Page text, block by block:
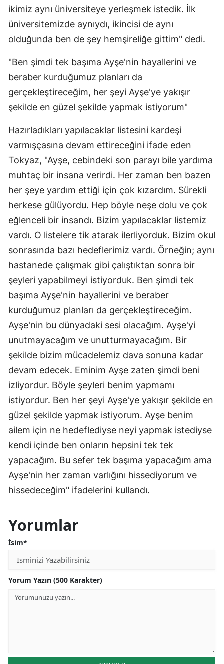
ikimiz aynı üniversiteye yerleşmek istedik. İlk
üniversitemizde aynıydı, ikincisi de aynı
olduğunda ben de şey hemşireliğe gittim" dedi.
"Ben şimdi tek başıma Ayşe'nin hayallerini ve
beraber kurduğumuz planları da
gerçekleştireceğim, her şeyi Ayşe'ye yakışır
şekilde en güzel şekilde yapmak istiyorum"
Hazırladıkları yapılacaklar listesini kardeşi
varmışçasına devam ettireceğini ifade eden
Tokyaz, "Ayşe, cebindeki son parayı bile yardıma
muhtaç bir insana verirdi. Her zaman ben bazen
her şeye yardım ettiği için çok kızardım. Sürekli
herkese gülüyordu. Hep böyle neşe dolu ve çok
eğlenceli bir insandı. Bizim yapılacaklar listemiz
vardı. O listelere tik atarak ilerliyorduk. Bizim okul
sonrasında bazı hedeflerimiz vardı. Örneğin; aynı
hastanede çalışmak gibi çalıştıktan sonra bir
şeyleri yapabilmeyi istiyorduk. Ben şimdi tek
başıma Ayşe'nin hayallerini ve beraber
kurduğumuz planları da gerçekleştireceğim.
Ayşe'nin bu dünyadaki sesi olacağım. Ayşe'yi
unutmayacağım ve unutturmayacağım. Bir
şekilde bizim mücadelemiz dava sonuna kadar
devam edecek. Eminim Ayşe zaten şimdi beni
izliyordur. Böyle şeyleri benim yapmamı
istiyordur. Ben her şeyi Ayşe'ye yakışır şekilde en
güzel şekilde yapmak istiyorum. Ayşe benim
ailem için ne hedeflediyse neyi yapmak istediyse
kendi içinde ben onların hepsini tek tek
yapacağım. Bu sefer tek başıma yapacağım ama
Ayşe'nin her zaman varlığını hissediyorum ve
hissedeceğim" ifadelerini kullandı.
Yorumlar
İsim*
Yorum Yazın (500 Karakter)